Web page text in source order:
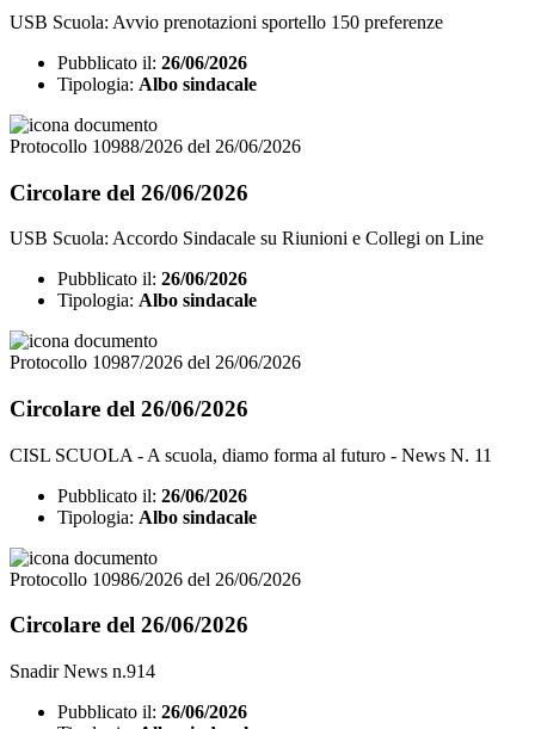
USB Scuola: Avvio prenotazioni sportello 150 preferenze
Pubblicato il: 26/06/2026
Tipologia: Albo sindacale
Protocollo 10988/2026 del 26/06/2026
Circolare del 26/06/2026
USB Scuola: Accordo Sindacale su Riunioni e Collegi on Line
Pubblicato il: 26/06/2026
Tipologia: Albo sindacale
Protocollo 10987/2026 del 26/06/2026
Circolare del 26/06/2026
CISL SCUOLA - A scuola, diamo forma al futuro - News N. 11
Pubblicato il: 26/06/2026
Tipologia: Albo sindacale
Protocollo 10986/2026 del 26/06/2026
Circolare del 26/06/2026
Snadir News n.914
Pubblicato il: 26/06/2026